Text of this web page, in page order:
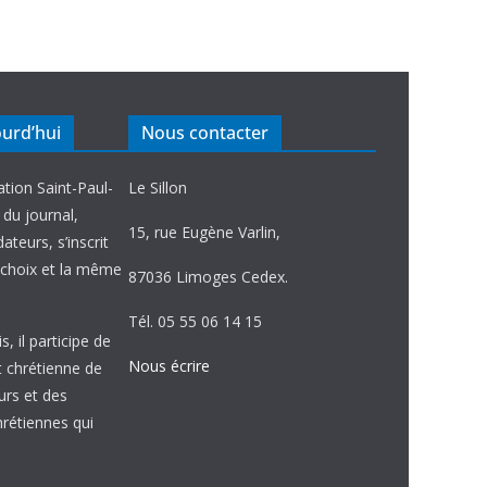
Saint-Paul-
journal,
s’inscrit
et la même
il participe de
chrétienne de
et des
qui
Nous contacter
Le Sillon
15, rue Eugène Varlin,
87036 Limoges Cedex.
Tél. 05 55 06 14 15
Nous écrire